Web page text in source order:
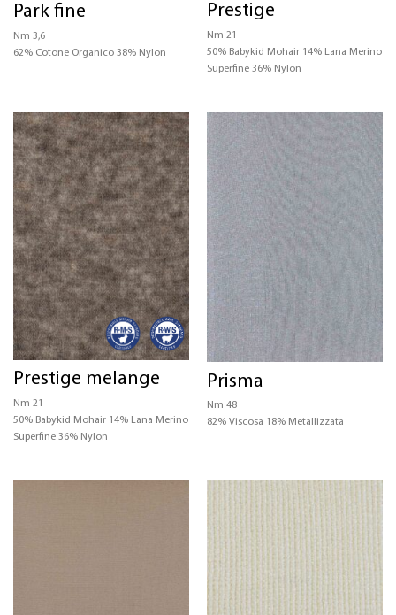
Park fine
Nm 3,6
62% Cotone Organico 38% Nylon
Prestige
Nm 21
50% Babykid Mohair 14% Lana Merino
Superfine 36% Nylon
Prestige melange
Nm 21
50% Babykid Mohair 14% Lana Merino
Superfine 36% Nylon
Prisma
Nm 48
82% Viscosa 18% Metallizzata